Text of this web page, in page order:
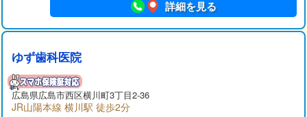
詳細を見る
ゆず歯科医院
広島県広島市西区横川町3丁目2-36
JR山陽本線 横川駅 徒歩2分